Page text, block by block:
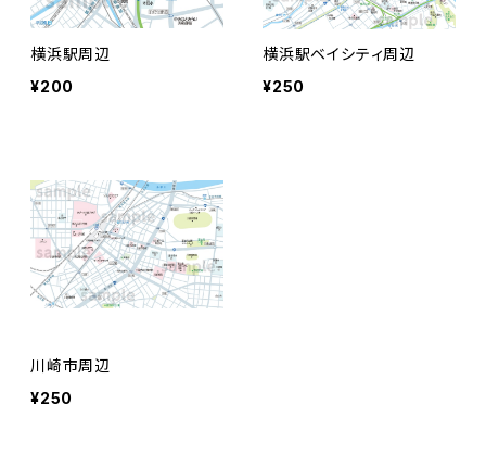
横浜駅周辺
¥200
横浜駅ベイシティ周辺
¥250
川崎市周辺
¥250